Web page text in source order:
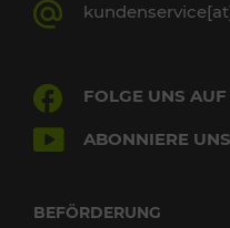
FOLGE UNS
ABONNIERE
BEFÖRDERUNG